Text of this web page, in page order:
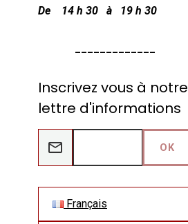
De 14 h 30 à 19 h 30
Inscrivez vous à notre
lettre d'informations
OK
Français